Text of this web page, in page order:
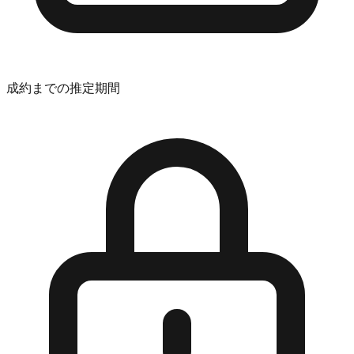
成約までの推定期間